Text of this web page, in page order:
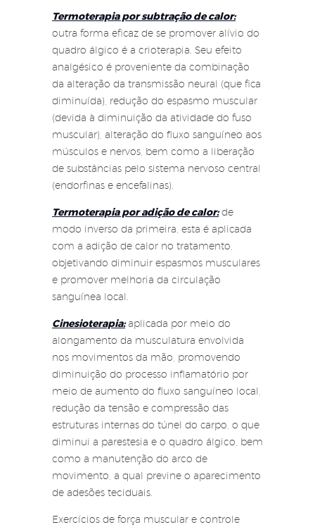
Termoterapia por subtração de calor:
outra forma eficaz de se promover alívio do
quadro álgico é a crioterapia. Seu efeito
analgésico é proveniente da combinação
da alteração da transmissão neural (que fica
diminuída), redução do espasmo muscular
(devida à diminuição da atividade do fuso
muscular), alteração do fluxo sanguíneo aos
músculos e nervos, bem como a liberação
de substâncias pelo sistema nervoso central
(endorfinas e encefalinas).
Termoterapia por adição de calor:de
modo inverso da primeira, esta é aplicada
com a adição de calor no tratamento,
objetivando diminuir espasmos musculares
e promover melhoria da circulação
sanguínea local.
Cinesioterapia:aplicada por meio do
alongamento da musculatura envolvida
nos movimentos da mão, promovendo
diminuição do processo inflamatório por
meio de aumento do fluxo sanguíneo local,
redução da tensão e compressão das
estruturas internas do túnel do carpo, o que
diminui a parestesia e o quadro álgico, bem
como a manutenção do arco de
movimento, a qual previne o aparecimento
de adesões teciduais.
Exercícios de força muscular e controle